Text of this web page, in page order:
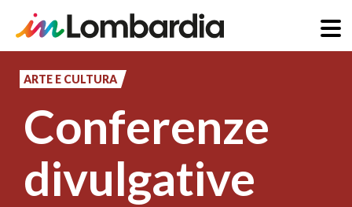
principale
ARTE E CULTURA
Conferenze
divulgative